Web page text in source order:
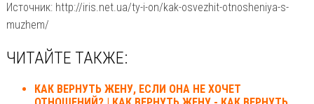
Источник: http://iris.net.ua/ty-i-on/kak-osvezhit-otnosheniya-s-
muzhem/
ЧИТАЙТЕ ТАКЖЕ:
КАК ВЕРНУТЬ ЖЕНУ, ЕСЛИ ОНА НЕ ХОЧЕТ